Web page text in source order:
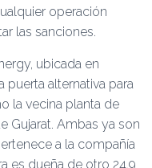
operación
las sanciones.
ubicada en
puerta alternativa para
la vecina planta de
Gujarat. Ambas ya son
a la compañía
es dueña de otro 24,9